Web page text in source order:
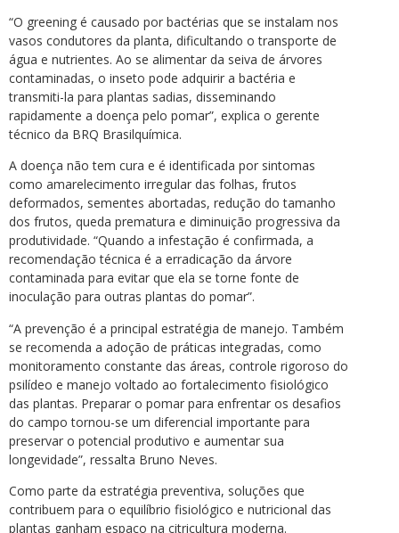
“O greening é causado por bactérias que se instalam nos
vasos condutores da planta, dificultando o transporte de
água e nutrientes. Ao se alimentar da seiva de árvores
contaminadas, o inseto pode adquirir a bactéria e
transmiti-la para plantas sadias, disseminando
rapidamente a doença pelo pomar”, explica o gerente
técnico da BRQ Brasilquímica.
A doença não tem cura e é identificada por sintomas
como amarelecimento irregular das folhas, frutos
deformados, sementes abortadas, redução do tamanho
dos frutos, queda prematura e diminuição progressiva da
produtividade. “Quando a infestação é confirmada, a
recomendação técnica é a erradicação da árvore
contaminada para evitar que ela se torne fonte de
inoculação para outras plantas do pomar”.
“A prevenção é a principal estratégia de manejo. Também
se recomenda a adoção de práticas integradas, como
monitoramento constante das áreas, controle rigoroso do
psilídeo e manejo voltado ao fortalecimento fisiológico
das plantas. Preparar o pomar para enfrentar os desafios
do campo tornou-se um diferencial importante para
preservar o potencial produtivo e aumentar sua
longevidade”, ressalta Bruno Neves.
Como parte da estratégia preventiva, soluções que
contribuem para o equilíbrio fisiológico e nutricional das
plantas ganham espaço na citricultura moderna.